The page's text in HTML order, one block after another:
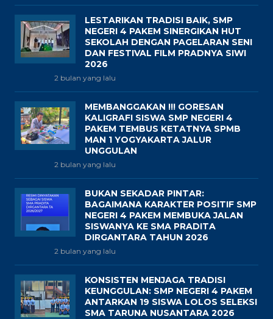
LESTARIKAN TRADISI BAIK, SMP
NEGERI 4 PAKEM SINERGIKAN HUT
SEKOLAH DENGAN PAGELARAN SENI
DAN FESTIVAL FILM PRADNYA SIWI
2026
2 bulan yang lalu
MEMBANGGAKAN !!! GORESAN
KALIGRAFI SISWA SMP NEGERI 4
PAKEM TEMBUS KETATNYA SPMB
MAN 1 YOGYAKARTA JALUR
UNGGULAN
2 bulan yang lalu
BUKAN SEKADAR PINTAR:
BAGAIMANA KARAKTER POSITIF SMP
NEGERI 4 PAKEM MEMBUKA JALAN
SISWANYA KE SMA PRADITA
DIRGANTARA TAHUN 2026
2 bulan yang lalu
KONSISTEN MENJAGA TRADISI
KEUNGGULAN: SMP NEGERI 4 PAKEM
ANTARKAN 19 SISWA LOLOS SELEKSI
SMA TARUNA NUSANTARA 2026